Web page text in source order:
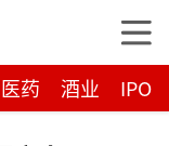
医药 酒业 IPO